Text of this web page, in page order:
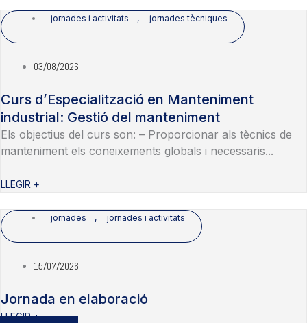
jornades i activitats , jornades tècniques
03/08/2026
Curs d’Especialització en Manteniment
industrial: Gestió del manteniment
Els objectius del curs son: – Proporcionar als tècnics de
manteniment els coneixements globals i necessaris...
LLEGIR +
jornades , jornades i activitats
15/07/2026
Jornada en elaboració
LLEGIR +